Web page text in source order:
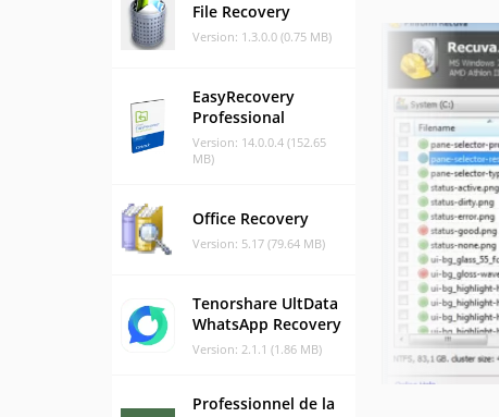
File Recovery
Version: 1.3.0.0 (0.75 MB)
EasyRecovery
Professional
Version: 14.0.0.4 (152.65
MB)
Office Recovery
Version: 5.17 (79.64 MB)
Tenorshare UltData
WhatsApp Recovery
Version: 2.1.1 (1.86 MB)
Professionnel de la